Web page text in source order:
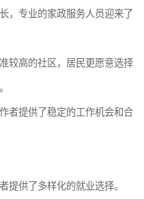
，专业的家政服务人员迎来了
较高的社区，居民更愿意选择
者提供了稳定的工作机会和合
提供了多样化的就业选择。